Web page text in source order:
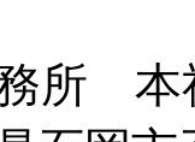
務所 本